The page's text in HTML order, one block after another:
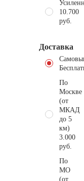
10.700
руб.
Доставка
По
Москве
(от
МКАД
до 5
км)
3.000
руб.
По
МО
(от